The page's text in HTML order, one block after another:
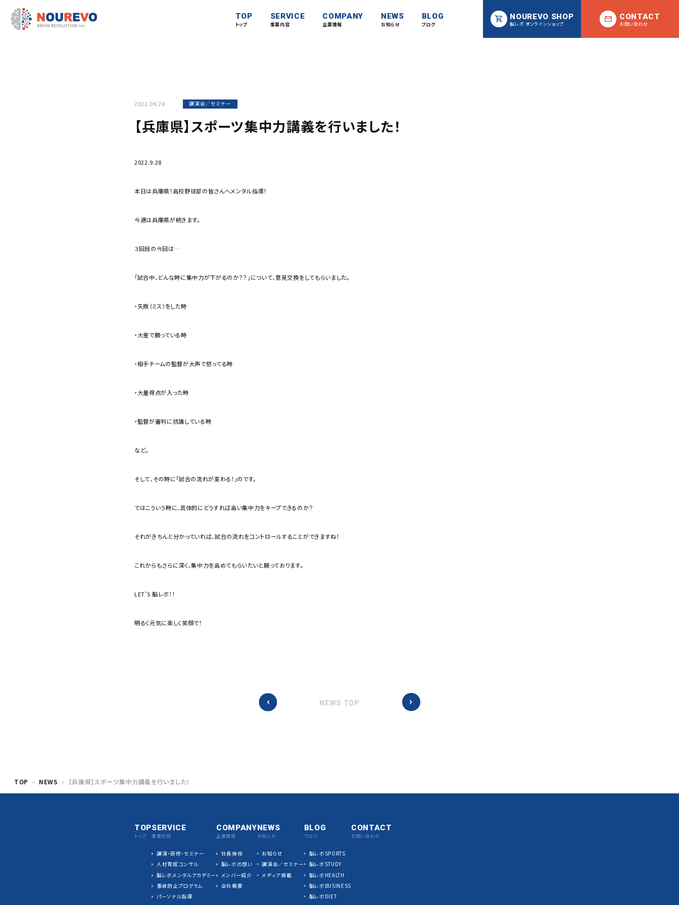
TOP
トップ
SERVICE
事業内容
COMPANY
企業情報
NEWS
お知らせ
BLOG
ブログ
NOUREVO SHOP
脳レボ オンラインショップ
CONTACT
お問い合わせ
2022.09.28 講演会／セミナー
【兵庫県】スポーツ集中力講義を行いました！
2022.9.28
本日は兵庫県！高校野球部の皆さんへメンタル指導！
今週は兵庫県が続きます。
３回目の今回は…
「試合中、どんな時に集中力が下がるのか？？」について、意見交換をしてもらいました。
・失敗（ミス）をした時
・大差で勝っている時
・相手チームの監督が大声で怒ってる時
・大量得点が入った時
・監督が審判に抗議している時
など。
そして、その時に「試合の流れが変わる！」のです。
ではこういう時に、具体的にどうすれば高い集中力をキープできるのか？
それがきちんと分かっていれば、試合の流れをコントロールすることができますね！
これからもさらに深く、集中力を高めてもらいたいと願っております。
LET’S 脳レボ！！
明るく元気に楽しく笑顔で！
NEWS TOP
TOP NEWS 【兵庫県】スポーツ集中力講義を行いました！
TOP
トップ
SERVICE
事業内容
講演・研修・セミナー
人材育成コンサル
脳レボメンタルアカデミー
事故防止プログラム
パーソナル指導
COMPANY
企業情報
社長挨拶
脳レボの想い
メンバー紹介
会社概要
NEWS
お知らせ
お知らせ
講演会／セミナー
メディア掲載
BLOG
ブログ
脳レボSPORTS
脳レボSTUDY
脳レボHEALTH
脳レボBUSINESS
脳レボDIET
CONTACT
お問い合わせ